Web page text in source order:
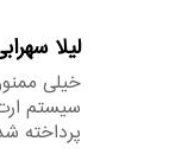
لیلا
خیلی
سیستم
پرداخته